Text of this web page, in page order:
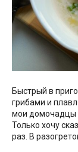
Быстрый в
грибами и
мои домочадцы
Только хочу
раз. В